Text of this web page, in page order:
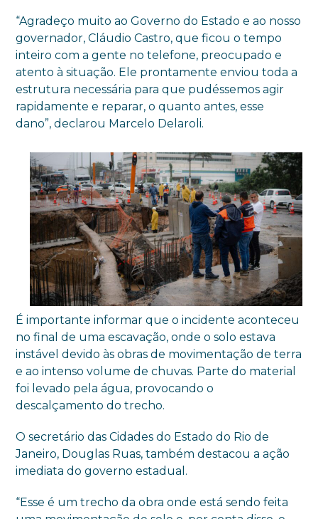
“Agradeço muito ao Governo do Estado e ao nosso
governador, Cláudio Castro, que ficou o tempo
inteiro com a gente no telefone, preocupado e
atento à situação. Ele prontamente enviou toda a
estrutura necessária para que pudéssemos agir
rapidamente e reparar, o quanto antes, esse
dano”, declarou Marcelo Delaroli.
É importante informar que o incidente aconteceu
no final de uma escavação, onde o solo estava
instável devido às obras de movimentação de terra
e ao intenso volume de chuvas. Parte do material
foi levado pela água, provocando o
descalçamento do trecho.
O secretário das Cidades do Estado do Rio de
Janeiro, Douglas Ruas, também destacou a ação
imediata do governo estadual.
“Esse é um trecho da obra onde está sendo feita